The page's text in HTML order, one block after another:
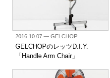
2016.10.07— GELCHOP
GELCHOPのレッツD.I.Y.
「Handle Arm Chair」